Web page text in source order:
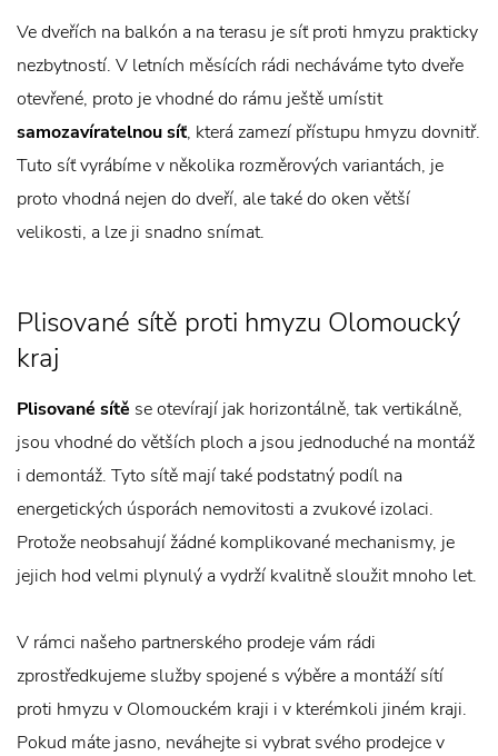
Ve dveřích na balkón a na terasu je síť proti hmyzu prakticky
nezbytností. V letních měsících rádi necháváme tyto dveře
otevřené, proto je vhodné do rámu ještě umístit
samozavíratelnou síť, která zamezí přístupu hmyzu dovnitř.
Tuto síť vyrábíme v několika rozměrových variantách, je
proto vhodná nejen do dveří, ale také do oken větší
velikosti, a lze ji snadno snímat.
Plisované sítě proti hmyzu Olomoucký
kraj
Plisované sítě se otevírají jak horizontálně, tak vertikálně,
jsou vhodné do větších ploch a jsou jednoduché na montáž
i demontáž. Tyto sítě mají také podstatný podíl na
energetických úsporách nemovitosti a zvukové izolaci.
Protože neobsahují žádné komplikované mechanismy, je
jejich hod velmi plynulý a vydrží kvalitně sloužit mnoho let.
V rámci našeho partnerského prodeje vám rádi
zprostředkujeme služby spojené s výběre a montáží sítí
proti hmyzu v Olomouckém kraji i v kterémkoli jiném kraji.
Pokud máte jasno, neváhejte si vybrat svého prodejce v